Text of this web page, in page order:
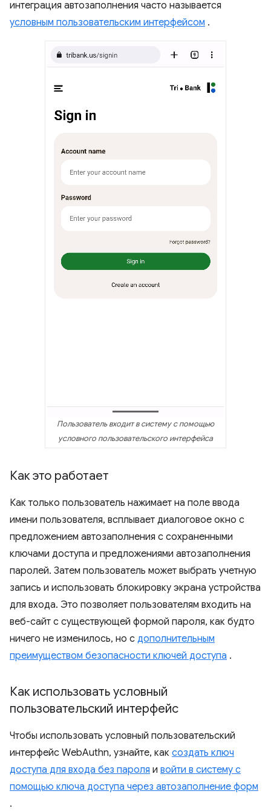
интеграция автозаполнения часто называется
условным пользовательским интерфейсом .
Пользователь входит в систему с помощью
условного пользовательского интерфейса
Как это работает
Как только пользователь нажимает на поле ввода
имени пользователя, всплывает диалоговое окно с
предложением автозаполнения с сохраненными
ключами доступа и предложениями автозаполнения
паролей. Затем пользователь может выбрать учетную
запись и использовать блокировку экрана устройства
для входа. Это позволяет пользователям входить на
веб-сайт с существующей формой пароля, как будто
ничего не изменилось, но с дополнительным
преимуществом безопасности ключей доступа .
Как использовать условный
пользовательский интерфейс
Чтобы использовать условный пользовательский
интерфейс WebAuthn, узнайте, как создать ключ
доступа для входа без пароля и войти в систему с
помощью ключа доступа через автозаполнение форм
.